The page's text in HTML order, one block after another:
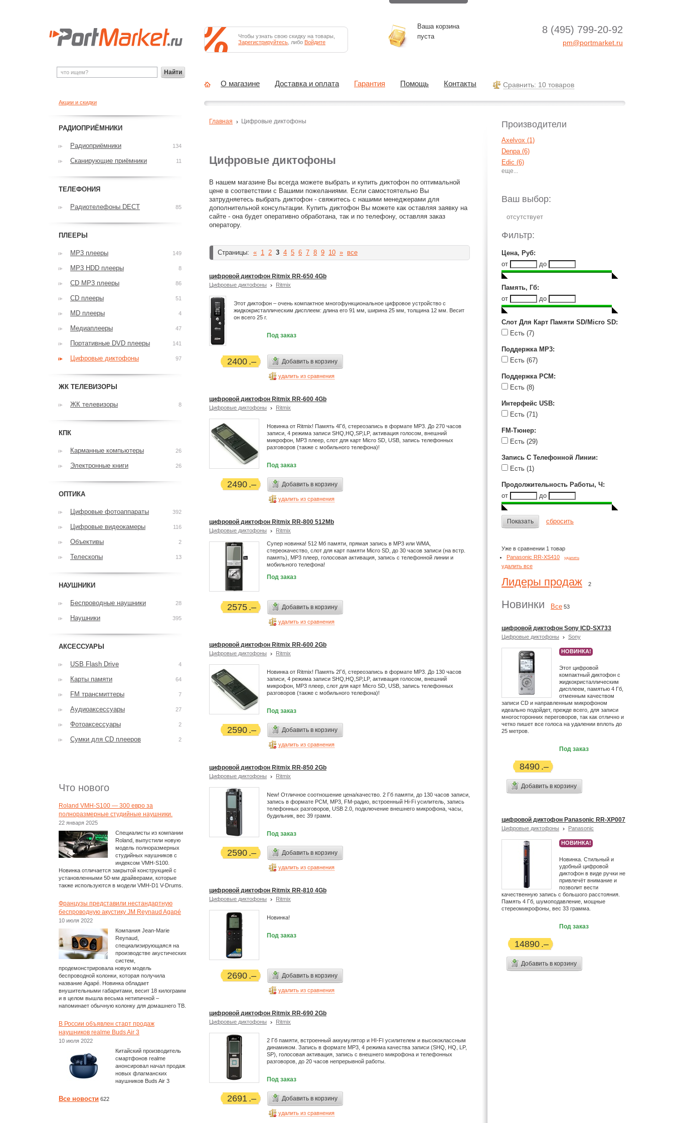
Цифровые диктофоны
В нашем магазине Вы всегда можете выбрать и купить диктофон по оптимальной
цене в соответствии с Вашими пожеланиями. Если самостоятельно Вы
затрудняетесь выбрать диктофон - свяжитесь с нашими менеджерами для
дополнительной консультации. Купить диктофон Вы можете как оставляя заявку на
сайте - она будет оперативно обработана, так и по телефону, оставляя заказ
оператору.
Страницы: « 1 2 3 4 5 6 7 8 9 10 » все
цифровой диктофон Ritmix RR-650 4Gb
Цифровые диктофоны Ritmix
Этот диктофон – очень компактное многофункциональное цифровое устройство с
жидкокристаллическим дисплеем: длина его 91 мм, ширина 25 мм, толщина 12 мм. Весит
он всего 25 г.
Под заказ
2400 Добавить в корзину
удалить из сравнения
цифровой диктофон Ritmix RR-600 4Gb
Цифровые диктофоны Ritmix
Новинка от Ritmix! Память 4Гб, стереозапись в формате MP3. До 270 часов
записи, 4 режима записи SHQ,HQ,SP,LP, активация голосом, внешний
микрофон, MP3 плеер, слот для карт Micro SD, USB, запись телефонных
разговоров (также с мобильного телефона)!
Под заказ
2490 Добавить в корзину
удалить из сравнения
цифровой диктофон Ritmix RR-800 512Mb
Цифровые диктофоны Ritmix
Супер новинка! 512 Мб памяти, прямая запись в MP3 или WMA,
стереокачество, слот для карт памяти Micro SD, до 30 часов записи (на встр.
память), MP3 плеер, голосовая активация, запись с телефонной линии и
мобильного телефона!
Под заказ
2575 Добавить в корзину
удалить из сравнения
цифровой диктофон Ritmix RR-600 2Gb
Цифровые диктофоны Ritmix
Новинка от Ritmix! Память 2Гб, стереозапись в формате MP3. До 130 часов
записи, 4 режима записи SHQ,HQ,SP,LP, активация голосом, внешний
микрофон, MP3 плеер, слот для карт Micro SD, USB, запись телефонных
разговоров (также с мобильного телефона)!
Под заказ
2590 Добавить в корзину
удалить из сравнения
цифровой диктофон Ritmix RR-850 2Gb
Цифровые диктофоны Ritmix
New! Отличное соотношение цена/качество. 2 Гб памяти, до 130 часов записи,
запись в формате PCM, MP3, FM-радио, встроенный Hi-Fi усилитель, запись
телефонных разговоров, USB 2.0, подключение внешнего микрофона, часы,
будильник, вес 39 грамм.
Под заказ
2590 Добавить в корзину
удалить из сравнения
цифровой диктофон Ritmix RR-810 4Gb
Цифровые диктофоны Ritmix
Новинка!
Под заказ
2690 Добавить в корзину
удалить из сравнения
цифровой диктофон Ritmix RR-690 2Gb
Цифровые диктофоны Ritmix
2 Гб памяти, встроенный аккумулятор и HI-FI усилителем и высококлассным
динамиком. Запись в формате MP3, 4 режима качества записи (SHQ, HQ, LP,
SP), голосовая активация, запись с внешнего микрофона и телефонных
разговоров, до 20 часов непрерывной работы.
Под заказ
2691 Добавить в корзину
удалить из сравнения
Главная Цифровые диктофоны Производители
Axelvox (1)
Denpa (6)
Edic (6)
iRiver (2)
Philips (2)
Roland (1)
Sanyo (5)
Sony (21)
Tascam (1)
Гном (4)
Ваш выбор:
Фильтр:
Цена, Руб:
от
до
Память, Гб:
от
до
Слот Для Карт Памяти SD/Micro SD:
Есть (7)
Поддержка MP3:
Есть (67)
Поддержка PCM :
Есть (8)
Интерфейс USB:
Есть (71)
FM-Тюнер:
Есть (29)
Запись С Телефонной Линии:
Есть (1)
Продолжительность Работы, Ч :
от
до
Показать сбросить
Уже в сравнении 1 товар
Panasonic RR-XS410
удалить
удалить все
Лидеры продаж 2
Новинки Все 53
цифровой диктофон Sony ICD-SX733
Цифровые диктофоны Sony
НОВИНКА!
Этот цифровой
компактный диктофон с
жидкокристаллическим
дисплеем, памятью 4 Гб,
отменным качеством
записи CD и направленным микрофоном
идеально подойдет, прежде всего, для записи
многосторонних переговоров, так как отлично и
четко пишет все голоса на удалении вплоть до
25 метров.
Под заказ
8490
Добавить в корзину
цифровой диктофон Panasonic RR-XP007
Цифровые диктофоны Panasonic
НОВИНКА!
Новинка. Стильный и
удобный цифровой
диктофон в виде ручки не
привлечёт внимание и
позволит вести
качественную запись c большого расстояния.
Память 4 Гб, шумоподавление, мощные
стереомикрофоны, вес 33 грамма.
Под заказ
14890
Добавить в корзину
Акции и скидки
РАДИОПРИЁМНИКИ
Радиоприёмники 134
Сканирующие приёмники 11
ТЕЛЕФОНИЯ
Радиотелефоны DECT 85
ПЛЕЕРЫ
MP3 плееры 149
MP3 HDD плееры 8
CD MP3 плееры 86
CD плееры 51
MD плееры 4
Медиаплееры 47
Портативные DVD плееры 141
Цифровые диктофоны 97
ЖК ТЕЛЕВИЗОРЫ
ЖК телевизоры 8
КПК
Карманные компьютеры 26
Электронные книги 26
ОПТИКА
Цифровые фотоаппараты 392
Цифровые видеокамеры 116
Объективы 2
Телескопы 13
НАУШНИКИ
Беспроводные наушники 28
Наушники 395
АКСЕССУАРЫ
USB Flash Drive 4
Карты памяти 64
FM трансмиттеры 7
Аудиоаксессуары 27
Фотоаксессуары 2
Сумки для CD плееров 2
Что нового
Roland VMH-S100 — 300 евро за
полноразмерные студийные наушники.
22 января 2025
Специалисты из компании
Roland, выпустили новую
модель полноразмерных
студийных наушников с
индексом VMH-S100.
Новинка отличается закрытой конструкцией с
установленными 50-мм драйверами, которые
также используются в модели VMH-D1 V-Drums.
Французы представили нестандартную
беспроводную акустику JM Reynaud Agapé
10 июля 2022
Компания Jean-Marie
Reynaud,
специализирующаяся на
производстве акустических
систем,
продемонстрировала новую модель
беспроводной колонки, которая получила
название Agapé. Новинка обладает
внушительными габаритами, весит 18 килограмм
и в целом вышла весьма нетипичной –
напоминает обычную колонку для домашнего ТВ.
В России объявлен старт продаж
наушников realme Buds Air 3
10 июля 2022
Китайский производитель
смартфонов realme
анонсировал начал продаж
новых флагманских
наушников Buds Air 3
Все новости 622
Найти
Чтобы узнать свою скидку на товары,
Зарегистрируйтесь , либо Войдите
Ваша корзина
пуста
8 (495) 799-20-92
pm@portmarket.ru
О магазине Доставка и оплата Гарантия Помощь Контакты Cравнить: 10 товаров